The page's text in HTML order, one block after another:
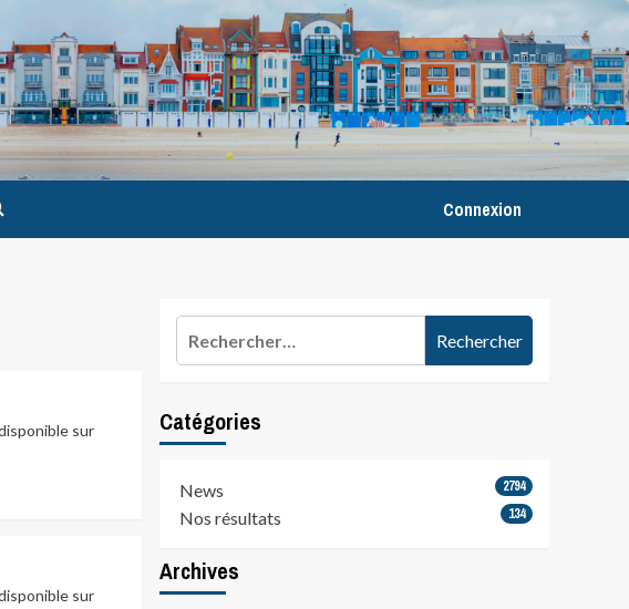
Connexion
sur
sur
Catégories
News 2794
Nos résultats 134
Archives